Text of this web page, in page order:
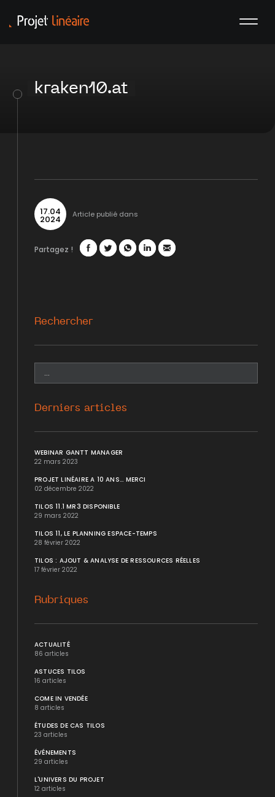
kraken10.at
17.04
2024 Article publié dans
Partagez !
Rechercher
Derniers articles
WEBINAR GANTT MANAGER
22 mars 2023
PROJET LINÉAIRE A 10 ANS... MERCI
02 décembre 2022
TILOS 11.1 MR3 DISPONIBLE
29 mars 2022
TILOS 11, LE PLANNING ESPACE-TEMPS
28 février 2022
TILOS : AJOUT & ANALYSE DE RESSOURCES RÉELLES
17 février 2022
Rubriques
ACTUALITÉ
86 articles
ASTUCES TILOS
16 articles
COME IN VENDÉE
8 articles
ÉTUDES DE CAS TILOS
23 articles
ÉVÉNEMENTS
29 articles
L'UNIVERS DU PROJET
12 articles